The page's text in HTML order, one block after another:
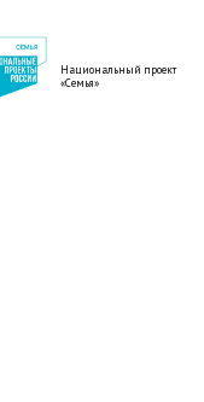
Национальный проект
«Семья»